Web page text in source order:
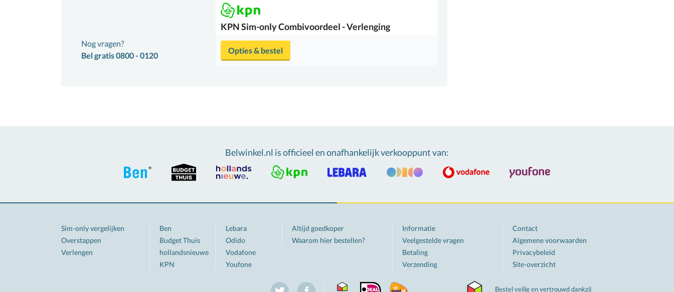
KPNSim-only Combivoordeel - Verlenging
Nog vragen?
Bel gratis 0800 - 0120
Opties & bestel
Bestel veilig en vertrouwd dankzij
Belwinkel.nl is officieel en onafhankelijk verkooppunt van:
Sim-only vergelijken
Overstappen
Verlengen
Ben
Budget Thuis
hollandsnieuwe
KPN
Lebara
Odido
Vodafone
Youfone
Altijd goedkoper
Waarom hier bestellen?
Informatie
Veelgestelde vragen
Betaling
Verzending
Contact
Algemene voorwaarden
Privacybeleid
Site-overzicht